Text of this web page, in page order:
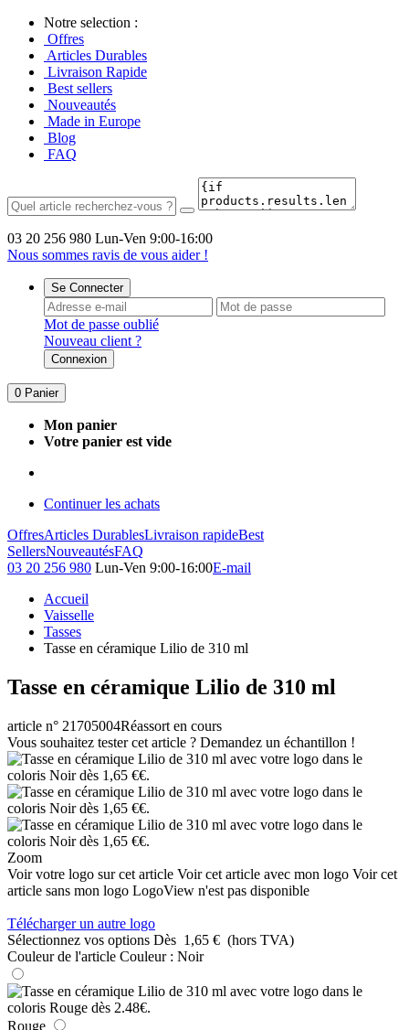
Notre selection :
Offres
Articles Durables
Livraison Rapide
Best sellers
Nouveautés
Made in Europe
Blog
FAQ
03 20 256 980 Lun-Ven 9:00-16:00
Nous sommes ravis de vous aider !
Se Connecter
Mot de passe oublié
Nouveau client ?
Connexion
0 Panier
Mon panier
Votre panier est vide
Continuer les achats
OffresArticles DurablesLivraison rapideBest
SellersNouveautésFAQ
03 20 256 980 Lun-Ven 9:00-16:00E-mail
Accueil
Vaisselle
Tasses
Tasse en céramique Lilio de 310 ml
Tasse en céramique Lilio de 310 ml
article n° 21705004Réassort en cours
Vous souhaitez tester cet article ? Demandez un échantillon !
Zoom
Voir votre logo sur cet article Voir cet article avec mon logo Voir cet
article sans mon logo LogoView n'est pas disponible
Télécharger un autre logo
Sélectionnez vos options Dès 1,65 € (hors TVA)
Couleur de l'article Couleur : Noir
Rouge